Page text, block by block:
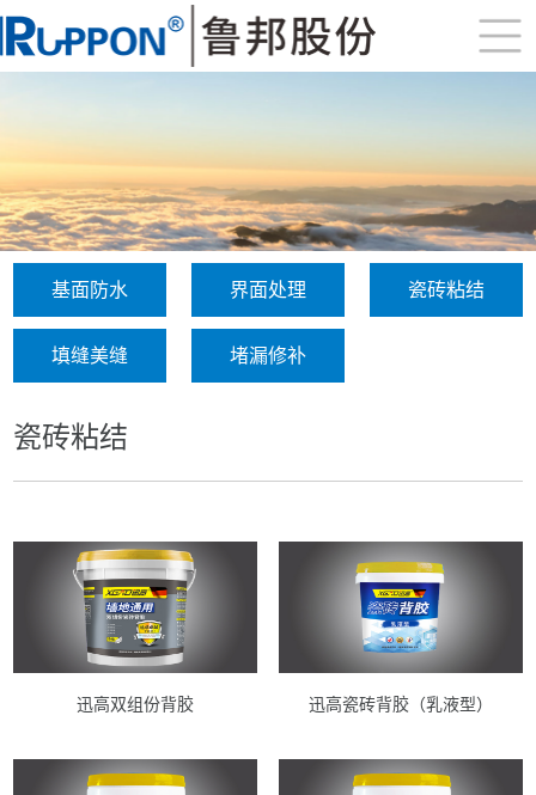
基面防水 界面处理 瓷砖粘结
填缝美缝 堵漏修补
瓷砖粘结
迅高双组份背胶 迅高瓷砖背胶（乳液型）